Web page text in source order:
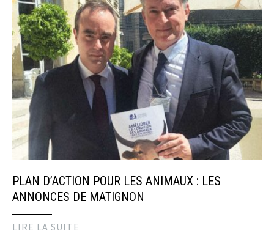
PLAN D’ACTION POUR LES ANIMAUX : LES
ANNONCES DE MATIGNON
LIRE LA SUITE